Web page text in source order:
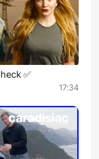
✅
17:34